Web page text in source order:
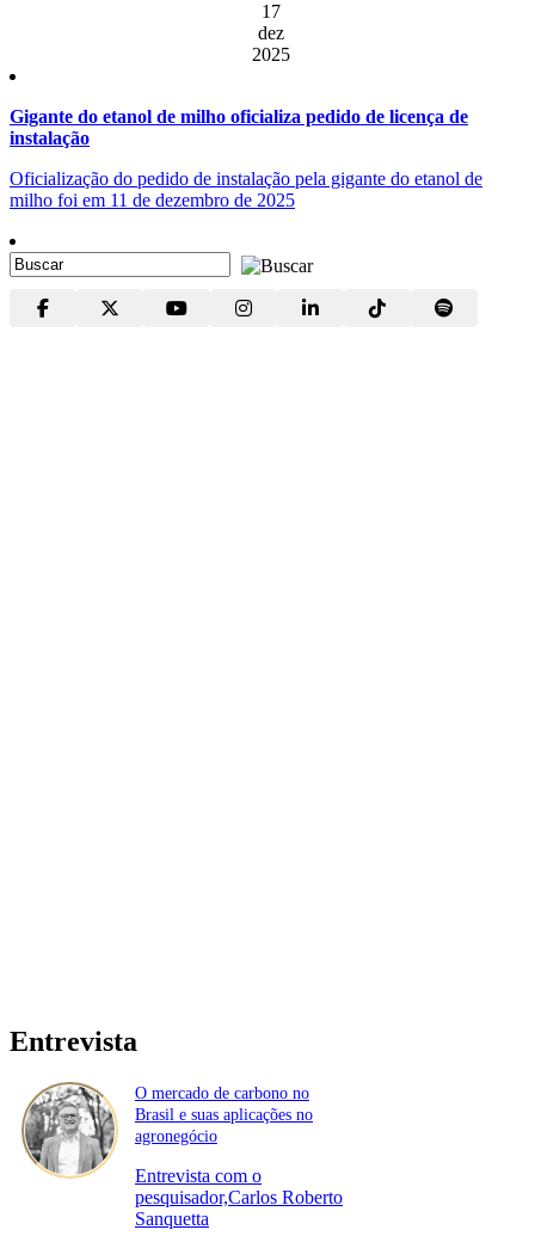
17
dez
2025
Gigante do etanol de milho oficializa pedido de licença de
instalação
Oficialização do pedido de instalação pela gigante do etanol de
milho foi em 11 de dezembro de 2025
Entrevista
O mercado de carbono no
Brasil e suas aplicações no
agronegócio
Entrevista com o
pesquisador,Carlos Roberto
Sanquetta